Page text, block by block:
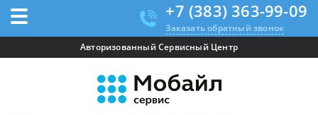
+7 (383) 363-99-09
Заказать обратный звонок
Авторизованный Сервисный Центр